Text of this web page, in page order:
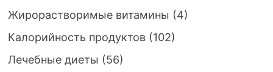
Жирорастворимые витамины (4)
Калорийность продуктов(102)
Лечебные диеты (56)